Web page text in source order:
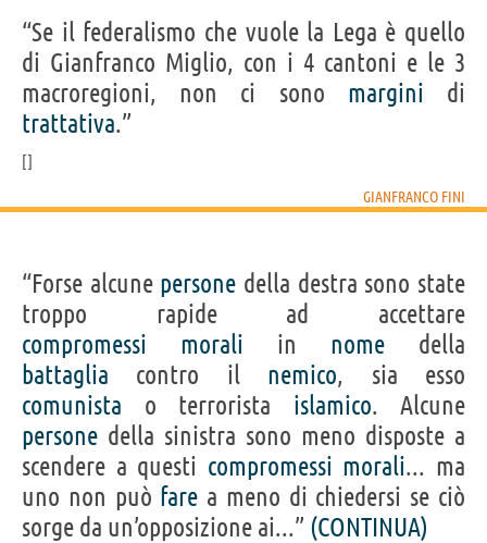
“Se il federalismo che vuole la Lega è quello
di Gianfranco Miglio, con i 4 cantoni e le 3
macroregioni, non ci sono margini di
trattativa.”
GIANFRANCO FINI
“Forse alcune persone della destra sono state
troppo rapide ad accettare
compromessi
morali in nome della
battaglia contro il nemico, sia esso
comunista o terrorista islamico. Alcune
persone della sinistra sono meno disposte a
scendere a questi compromessi morali... ma
uno non può fare a meno di chiedersi se ciò
sorge da un’opposizione ai...” (CONTINUA)